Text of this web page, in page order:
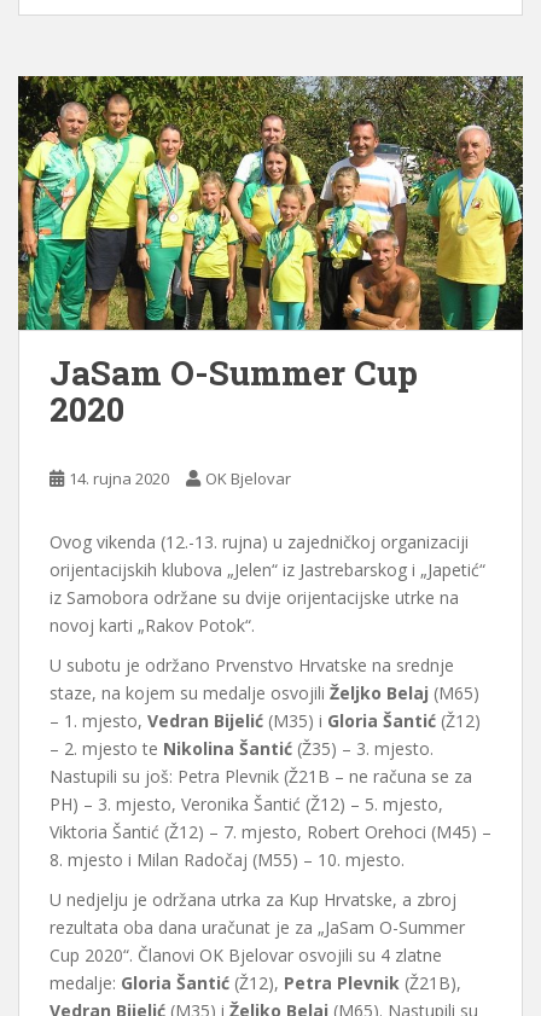
JaSam O-Summer Cup
2020
14. rujna 2020 OK Bjelovar
Ovog vikenda (12.-13. rujna) u zajedničkoj organizaciji
orijentacijskih klubova „Jelen“ iz Jastrebarskog i „Japetić“
iz Samobora održane su dvije orijentacijske utrke na
novoj karti „Rakov Potok“.
U subotu je održano Prvenstvo Hrvatske na srednje
staze, na kojem su medalje osvojili Željko Belaj (M65)
– 1. mjesto, Vedran Bijelić (M35) i Gloria Šantić (Ž12)
– 2. mjesto te Nikolina Šantić (Ž35) – 3. mjesto.
Nastupili su još: Petra Plevnik (Ž21B – ne računa se za
PH) – 3. mjesto, Veronika Šantić (Ž12) – 5. mjesto,
Viktoria Šantić (Ž12) – 7. mjesto, Robert Orehoci (M45) –
8. mjesto i Milan Radočaj (M55) – 10. mjesto.
U nedjelju je održana utrka za Kup Hrvatske, a zbroj
rezultata oba dana uračunat je za „JaSam O-Summer
Cup 2020“. Članovi OK Bjelovar osvojili su 4 zlatne
medalje: Gloria Šantić (Ž12), Petra Plevnik (Ž21B),
Vedran Bijelić (M35) i Željko Belaj (M65). Nastupili su